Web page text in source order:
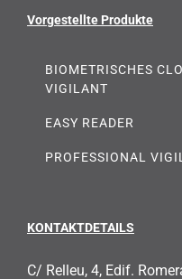
Vorgestellte Produkte
BIOMETRISCHES
VIGILANT
EASY READER
PROFESSIONAL
KONTAKTDETAILS
C/ Relleu, 4, Edif.